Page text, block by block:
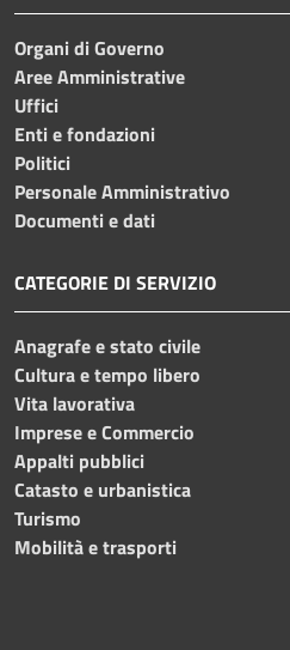
Organi di Governo
Aree Amministrative
Uffici
Enti e fondazioni
Politici
Personale Amministrativo
Documenti e dati
CATEGORIE DI SERVIZIO
Anagrafe e stato civile
Cultura e tempo libero
Vita lavorativa
Imprese e Commercio
Appalti pubblici
Catasto e urbanistica
Turismo
Mobilità e trasporti